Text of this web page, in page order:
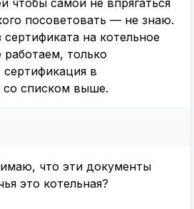
посоветовать — не знаю.
на котельное
только
сертификация в
со списком выше.
что эти документы
это котельная?